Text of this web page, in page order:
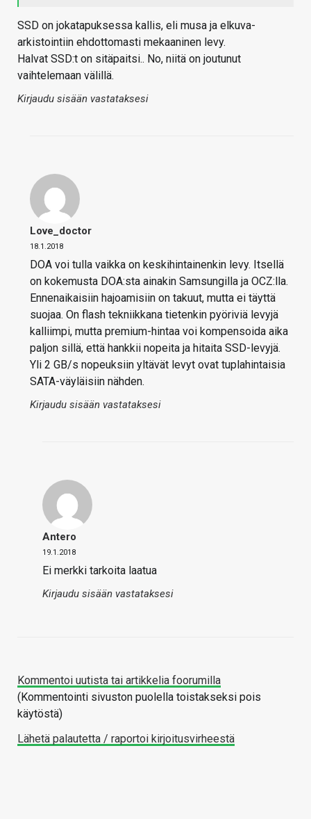
SSD on jokatapuksessa kallis, eli musa ja elkuva-
arkistointiin ehdottomasti mekaaninen levy.
Halvat SSD:t on sitäpaitsi.. No, niitä on joutunut
vaihtelemaan välillä.
Kirjaudu sisään vastataksesi
Love_doctor
18.1.2018
DOA voi tulla vaikka on keskihintainenkin levy. Itsellä
on kokemusta DOA:sta ainakin Samsungilla ja OCZ:lla.
Ennenaikaisiin hajoamisiin on takuut, mutta ei täyttä
suojaa. On flash tekniikkana tietenkin pyöriviä levyjä
kalliimpi, mutta premium-hintaa voi kompensoida aika
paljon sillä, että hankkii nopeita ja hitaita SSD-levyjä.
Yli 2 GB/s nopeuksiin yltävät levyt ovat tuplahintaisia
SATA-väyläisiin nähden.
Kirjaudu sisään vastataksesi
Antero
19.1.2018
Ei merkki tarkoita laatua
Kirjaudu sisään vastataksesi
Kommentoi uutista tai artikkelia foorumilla
(Kommentointi sivuston puolella toistakseksi pois
käytöstä)
Lähetä palautetta / raportoi kirjoitusvirheestä